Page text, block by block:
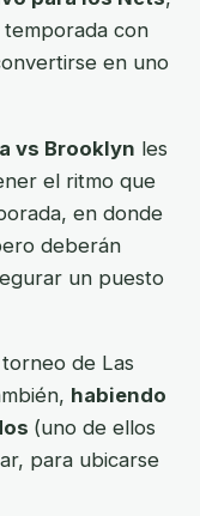
con
en uno
vs Brooklyn les
el ritmo que
en donde
deberán
un puesto
de Las
habiendo
(uno de ellos
para ubicarse